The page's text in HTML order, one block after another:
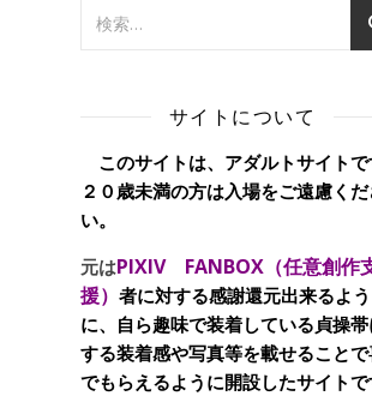
サイトについて
このサイトは、アダルトサイトで
２０歳未満の方は入場をご遠慮くだ
い。
元はPIXIV FANBOX（任意創作
援） 者に対する感謝還元出来るよう
に、自ら趣味で装着している貞操
する装着感や写真等を載せること
でもらえるように開設したサイトで